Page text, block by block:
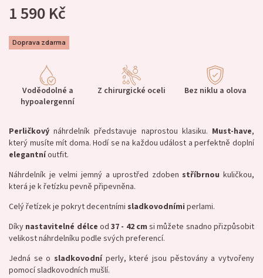
1 590 Kč
Doprava zdarma
Voděodolné a
hypoalergenní
Z chirurgické oceli Bez niklu a olova
Perličkový náhrdelník představuje naprostou klasiku. Must-have,
který musíte mít doma. Hodí se na každou událost a perfektně doplní
elegantníoutfit.
Náhrdelník je velmi jemný a uprostřed zdoben stříbrnou kuličkou,
která je k řetízku pevně připevněna.
Celý řetízek je pokryt decentními sladkovodními perlami.
Díky nastavitelné délce od 37 - 42 cm si můžete snadno přizpůsobit
velikost náhrdelníku podle svých preferencí.
Jedná se o sladkovodníperly, které jsou pěstovány a vytvořeny
pomocí sladkovodních mušlí.